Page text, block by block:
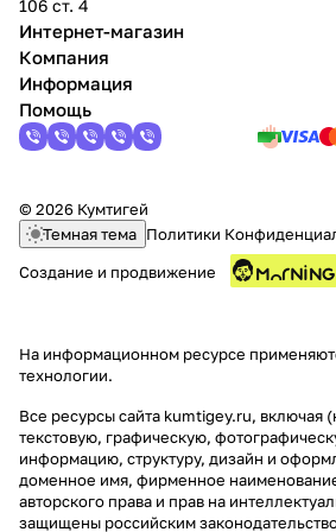
106 ст. 4
Интернет-магазин
Компания
Информация
Помощь
© 2026 Кумтигей
Темная тема Политики
Создание и продвижение
На информационном ресурсе
технологии.
Все ресурсы сайта kumtigey.ru, включая
текстовую, графическую,
информацию, структуру, дизайн и
доменное имя, фирменное
авторского права и прав на
защищены российским